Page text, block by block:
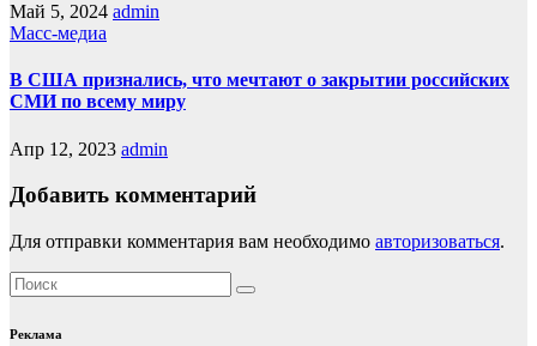
Май 5, 2024 admin
Масс-медиа
В США признались, что мечтают о закрытии российских
СМИ по всему миру
Апр 12, 2023 admin
Добавить комментарий
Для отправки комментария вам необходимо авторизоваться.
Реклама